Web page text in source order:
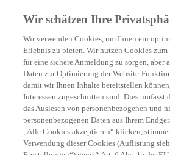
menu search
Pressemitteilung
Vertrauen in
Assets wächst
Wir schätzen Ihre
Wir verwenden Cookies, um Ihnen ein
Erlebnis zu bieten. Wir nutzen Cookies zum
für eine sichere Anmeldung zu sorgen, aber
Daten zur Optimierung der Website-
damit wir Ihnen Inhalte bereitstellen
Interessen zugeschnitten sind. Dies umfasst
das Auslesen von personenbezogenen und
personenbezogenen Daten aus Ihrem
„Alle Cookies akzeptieren“ klicken,
Verwendung dieser Cookies (Auflistung